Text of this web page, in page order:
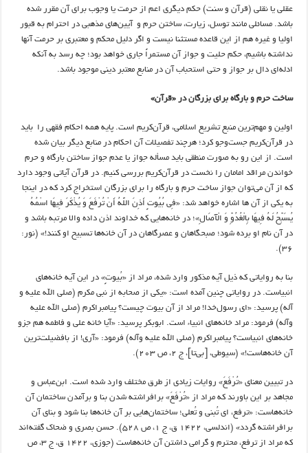
عقلی یا نقلی (قرآن و سنت) حکم دیگری اعم از حرمت یا وجوب برای آن مقرر شده
باشد. مسائلی مانند توسل، زیارت، ساختن حرم و آیین‌های مذهبی در احترام به قبور
اولیا و غیره هم از این قاعده مستثنا نیست و اگر دلیل محکم و معتبری بر حرمت آنها
نداشته باشیم، حکم حلیت و جواز آن مستمراً جاری خواهد بود؛ چه رسد به آنکه
ادله‌ای دال بر جواز و حتی استحباب آن در منابع معتبر دینی موجود باشد.
ساخت حرم و بارگاه برای بزرگان در «قرآن»
اولین و مهم‌ترین منبع تشریع اسلامی، قرآن‌کریم است. پایه همه احکام فقهی را باید
در قرآن‌کریم جست‌وجو کرد؛ هرچند تفصیلات آن احکام در منابع دیگر بیان شده
است. از این رو به صورت منطقی باید مسأله جواز یا عدم جواز ساختن بارگاه و حرم
خواندن مراقد امامان را نخست در قرآن‌کریم بررسی کنیم. در قرآن آیاتی وجود دارد
که از آن می‌توان جواز ساخت حرم و بارگاه را برای بزرگان استخراج کرد که در اینجا
به یکی از آن ها اشاره خواهد شد: «فِی بُیُوتٍ أَذِنَ اللَّهُ أَنْ تُرْفَعَ وَ یُذْکَرَ فِیهَا اسْمُهُ
یُسَبِّحُ لَهُ فِیهَا بِالْغُدُوِّ وَ الْآصَالِ»؛ در خانه‌هایی که خداوند اذن داده والا مرتبه باشد و
در آن نام او برده شود؛ صبحگاهان و عصرگاهان در آن خانه‌ها تسبیح او کنند!» (نور:
۳۶).
بنا به روایاتی که ذیل آیه مذکور وارد شده، مراد از «بُیوتٍ» در این آیه خانه‌های
انبیاست. در روایاتی چنین آمده است: «یکی از صحابه از نبی مکرم (صلی الله علیه و
آله) پرسید: «ای رسول‌خدا! مراد از آن بیوت چیست؟ پیامبراکرم (صلی الله علیه
وآله) فرمود: مراد خانه‌های انبیاء است. ابوبکر پرسید: «آیا خانه علی و فاطمه هم جزو
خانه‌های انبیاست؟ پیامبراکرم (صلی الله علیه وآله) فرمود: «آری! از بافضیلت‌ترین
آن خانه‌هاست!» (سیوطی، [بی‌تا]، ج ۲، ص ۲۰۳).
در تبیین معنای «تُرْفَعَ» روایات زیادی از طرق مختلف وارد شده است. ابن‌عباس و
مجاهد بر این باورند که مراد از «تُرْفَعَ» برافراشته شدن بنا و برآمدن ساختمان آن
خانه‌هاست: «ترفع، ای تُبنی و تُعلی؛ ساختمان‌هایی بر آن خانه‌ها بنا شود و بنای آن
برافراشته گردد» (اندلسی، ۱۴۲۲ ق، ج ۱، ص ۵۲۸). حسن بصری و ضحاک گفته‌اند
که مراد از ترفع، محترم‌ و گرامی داشتن آن خانه‌هاست (جوزی، ۱۴۲۲ ق، ج ۳، ص